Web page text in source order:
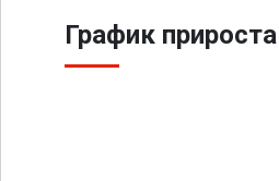
График